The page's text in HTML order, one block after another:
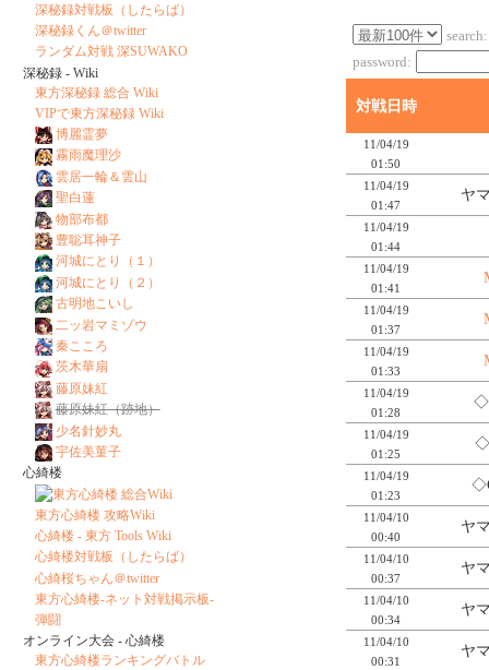
search:
password:
対戦日時
11/04/19
01:50
11/04/19
01:47
ヤ
11/04/19
01:44
11/04/19
01:41
11/04/19
01:37
11/04/19
01:33
11/04/19
01:28
11/04/19
01:25
11/04/19
01:23
11/04/10
00:40
ヤ
11/04/10
00:37
ヤ
11/04/10
00:34
ヤ
11/04/10
00:31
ヤ
深秘録対戦板（したらば）
深秘録くん＠twitter
ランダム対戦 深SUWAKO
深秘録 - Wiki
東方深秘録 総合 Wiki
VIPで東方深秘録 Wiki
博麗霊夢
霧雨魔理沙
雲居一輪＆雲山
聖白蓮
物部布都
豊聡耳神子
河城にとり（１）
河城にとり（２）
古明地こいし
二ッ岩マミゾウ
秦こころ
茨木華扇
藤原妹紅
藤原妹紅（跡地）
少名針妙丸
宇佐美菫子
心綺楼
東方心綺楼 攻略Wiki
心綺楼 - 東方 Tools Wiki
心綺楼対戦板（したらば）
心綺桜ちゃん＠twitter
東方心綺楼-ネット対戦掲示板-
弾闘
オンライン大会 - 心綺楼
東方心綺楼ランキングバトル